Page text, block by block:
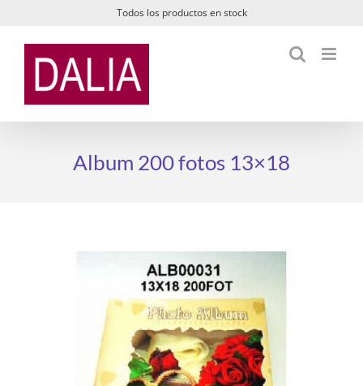
contenido
Todos los productos en stock
Album 200 fotos 13×18